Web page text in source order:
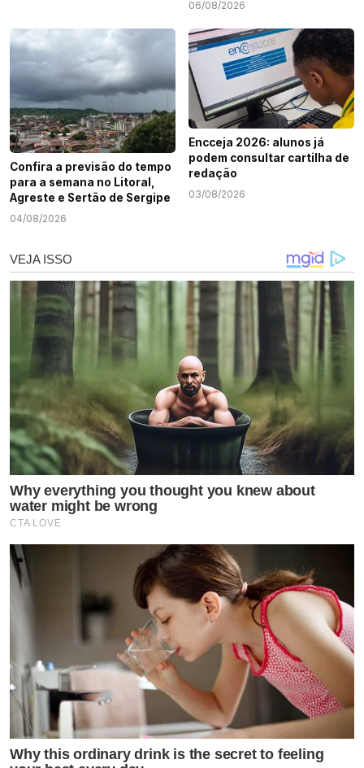
06/08/2026
Confira a previsão do tempo
para a semana no Litoral,
Agreste e Sertão de Sergipe
04/08/2026
Encceja 2026: alunos já
podem consultar cartilha de
redação
03/08/2026